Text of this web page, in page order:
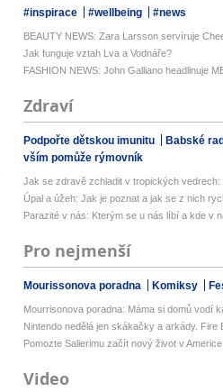
#inspirace #wellbeing #news
BEAUTY NEWS: Zara Larsson servíruje
Jak funguje vztah Lva a Vodnáře?
FASHION NEWS: John Galliano headlinuje
Zdraví
Podpořte dětskou imunitu Babské
vším pomůže rýmovník
Jak se zdravě zchladit v tropických vedrech:
Úpal a úžeh: Jak je poznat a jak se z nich
Parazité v nás: Kterým se u nás líbí a kde v
Pro nejmenší
Mourissonova poradna Komiksy
Mourrisonova poradna: Máma si domů vodí
Nintendo nedělá jen skákačky a arkády. Fire
Pomozte Salierimu začít nový život v
Video